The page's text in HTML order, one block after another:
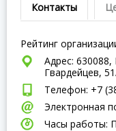
Контакты
Рейтинг
Адрес:
Гвардейцев,
Телефон: +7
Электронная
Часы работы: